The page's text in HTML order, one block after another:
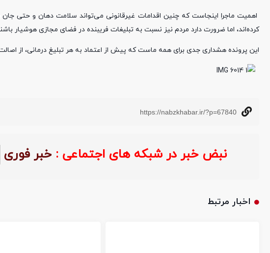
اهمیت ماجرا اینجاست که چنین اقدامات غیرقانونی می‌تواند سلامت دهان و حتی جان
کرده‌اند، اما ضرورت دارد مردم نیز نسبت به تبلیغات فریبنده در فضای مجازی هوشیار
این پرونده هشداری جدی برای همه ماست که پیش از اعتماد به هر تبلیغ درمانی، از
https://nabzkhabar.ir/?p=67840
نبض خبر در شبکه های اجتماعی : خبر فوری
اخبار مرتبط